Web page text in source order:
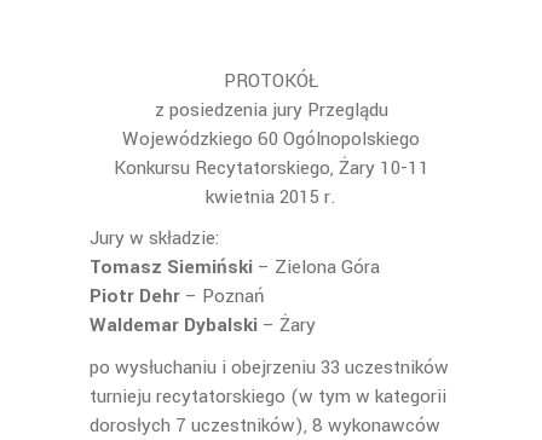
PROTOKÓŁ
z posiedzenia jury Przeglądu
Wojewódzkiego 60 Ogólnopolskiego
Konkursu Recytatorskiego, Żary 10-11
kwietnia 2015 r.
Jury w składzie:
Tomasz Siemiński – Zielona Góra
Piotr Dehr – Poznań
Waldemar Dybalski – Żary
po wysłuchaniu i obejrzeniu 33 uczestników
turnieju recytatorskiego (w tym w kategorii
dorosłych 7 uczestników), 8 wykonawców